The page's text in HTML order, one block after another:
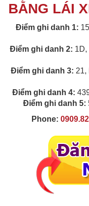
BẰNG LÁI
Điểm ghi danh 1:
Điểm ghi danh 2: 1D,
Điểm ghi danh 3: 21,
Điểm ghi danh 4:
Điểm ghi danh 5:
Phone: